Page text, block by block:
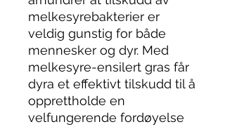
melkesyrebakterier er
veldig gunstig for både
mennesker og dyr. Med
melkesyre-ensilert gras får
dyra et effektivt tilskudd til å
opprettholde en
velfungerende fordøyelse